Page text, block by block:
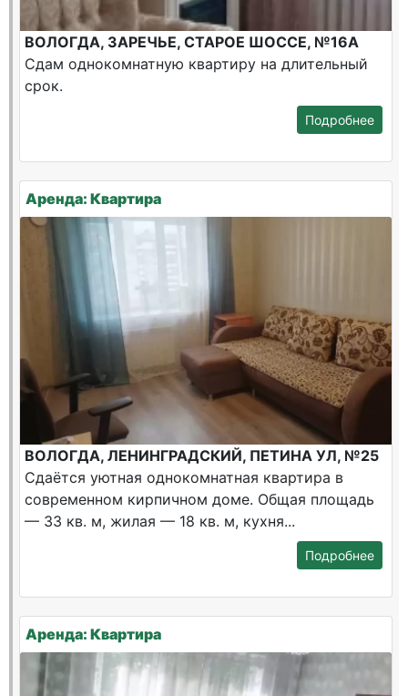
ВОЛОГДА, ЗАРЕЧЬЕ, СТАРОЕ ШОССЕ, №16А
Сдам однокомнатную квартиру на длительный
срок.
Подробнее
Аренда: Квартира
ВОЛОГДА, ЛЕНИНГРАДСКИЙ, ПЕТИНА УЛ, №25
Сдаётся уютная однокомнатная квартира в
современном кирпичном доме. Общая площадь
— 33 кв. м, жилая — 18 кв. м, кухня...
Подробнее
Аренда: Квартира